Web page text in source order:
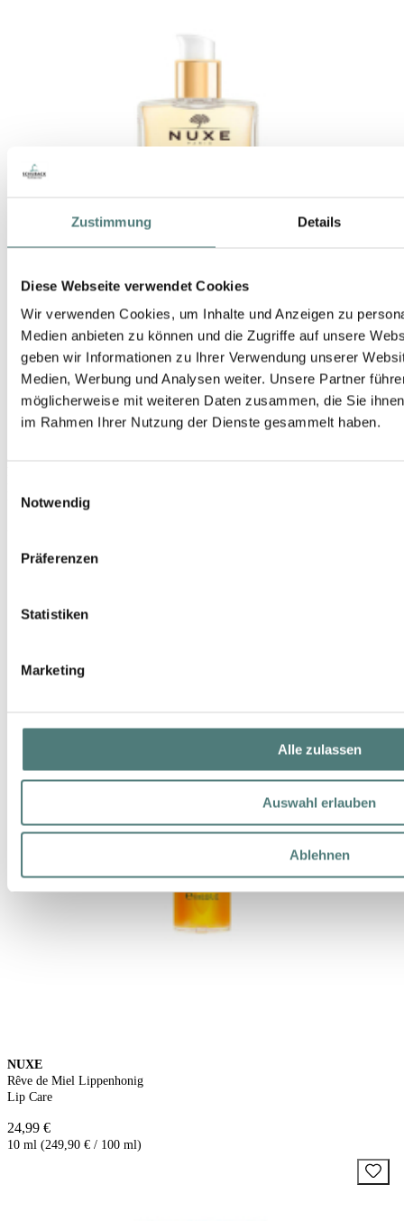
Zustimmung Details
Diese Webseite verwendet Cookies
Wir verwenden Cookies, um Inhalte und Anzeigen zu
Medien anbieten zu können und die Zugriffe auf unsere
geben wir Informationen zu Ihrer Verwendung unserer
Medien, Werbung und Analysen weiter. Unsere Partner
möglicherweise mit weiteren Daten zusammen, die Sie
im Rahmen Ihrer Nutzung der Dienste gesammelt haben.
Notwendig
Präferenzen
Statistiken
Marketing
Alle zulassen
Auswahl erlauben
Ablehnen
Hair Mask
NUXE
Rêve de Miel Lippenhonig
Lip Care
24,99 €
10 ml (249,90 € / 100 ml)